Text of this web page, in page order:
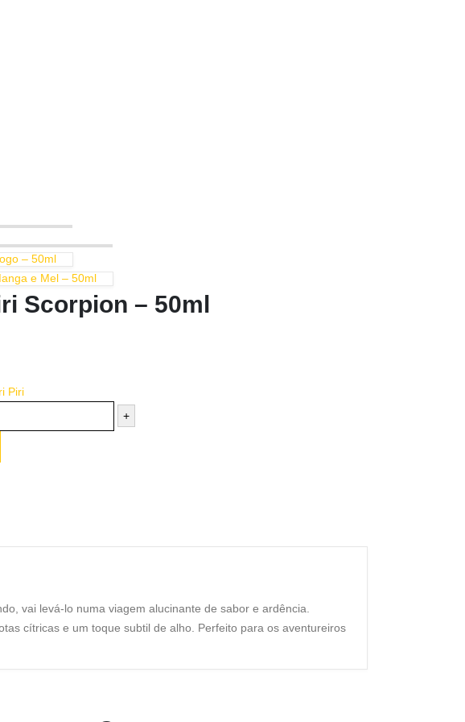
– 50ml
e Mel – 50ml
Scorpion – 50ml
Piri
+
vai levá-lo numa viagem alucinante de sabor e ardência.
cítricas e um toque subtil de alho. Perfeito para os aventureiros